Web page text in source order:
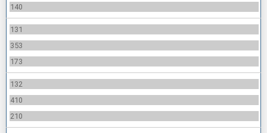
140
131
353
173
132
410
210